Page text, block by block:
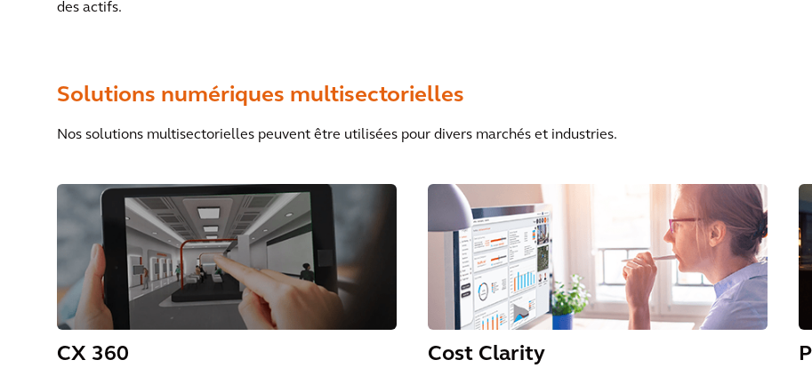
des actifs.
Solutions numériques multisectorielles
Nos solutions multisectorielles peuvent être utilisées pour divers marchés et industries.
CX 360 Cost Clarity